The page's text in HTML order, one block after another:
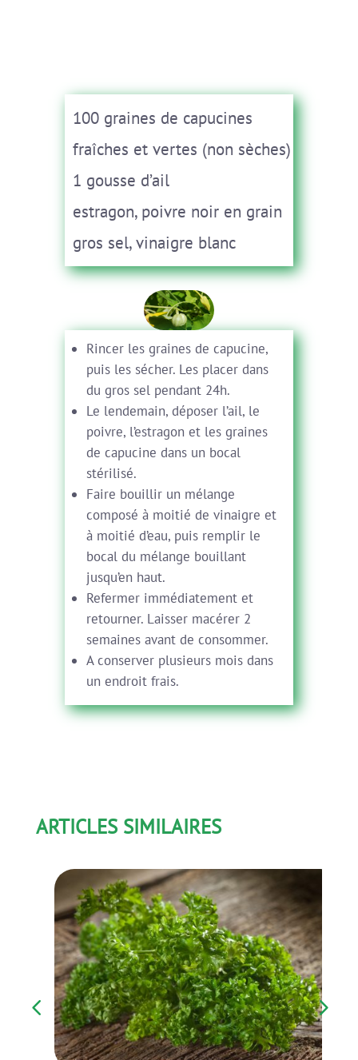
100 graines de capucines
fraîches et vertes (non sèches)
1 gousse d’ail
estragon, poivre noir en grain
gros sel, vinaigre blanc
Rincer les graines de capucine,
puis les sécher. Les placer dans
du gros sel pendant 24h.
Le lendemain, déposer l’ail, le
poivre, l’estragon et les graines
de capucine dans un bocal
stérilisé.
Faire bouillir un mélange
composé à moitié de vinaigre et
à moitié d’eau, puis remplir le
bocal du mélange bouillant
jusqu’en haut.
Refermer immédiatement et
retourner. Laisser macérer 2
semaines avant de consommer.
A conserver plusieurs mois dans
un endroit frais.
ARTICLES SIMILAIRES